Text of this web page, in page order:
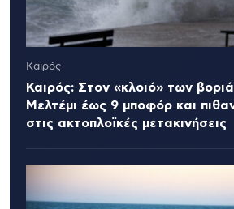
Καιρός
Καιρός: Στον «κλοιό» των
Μελτέμι έως 9 μποφόρ και
στις ακτοπλοϊκές μετακινήσεις